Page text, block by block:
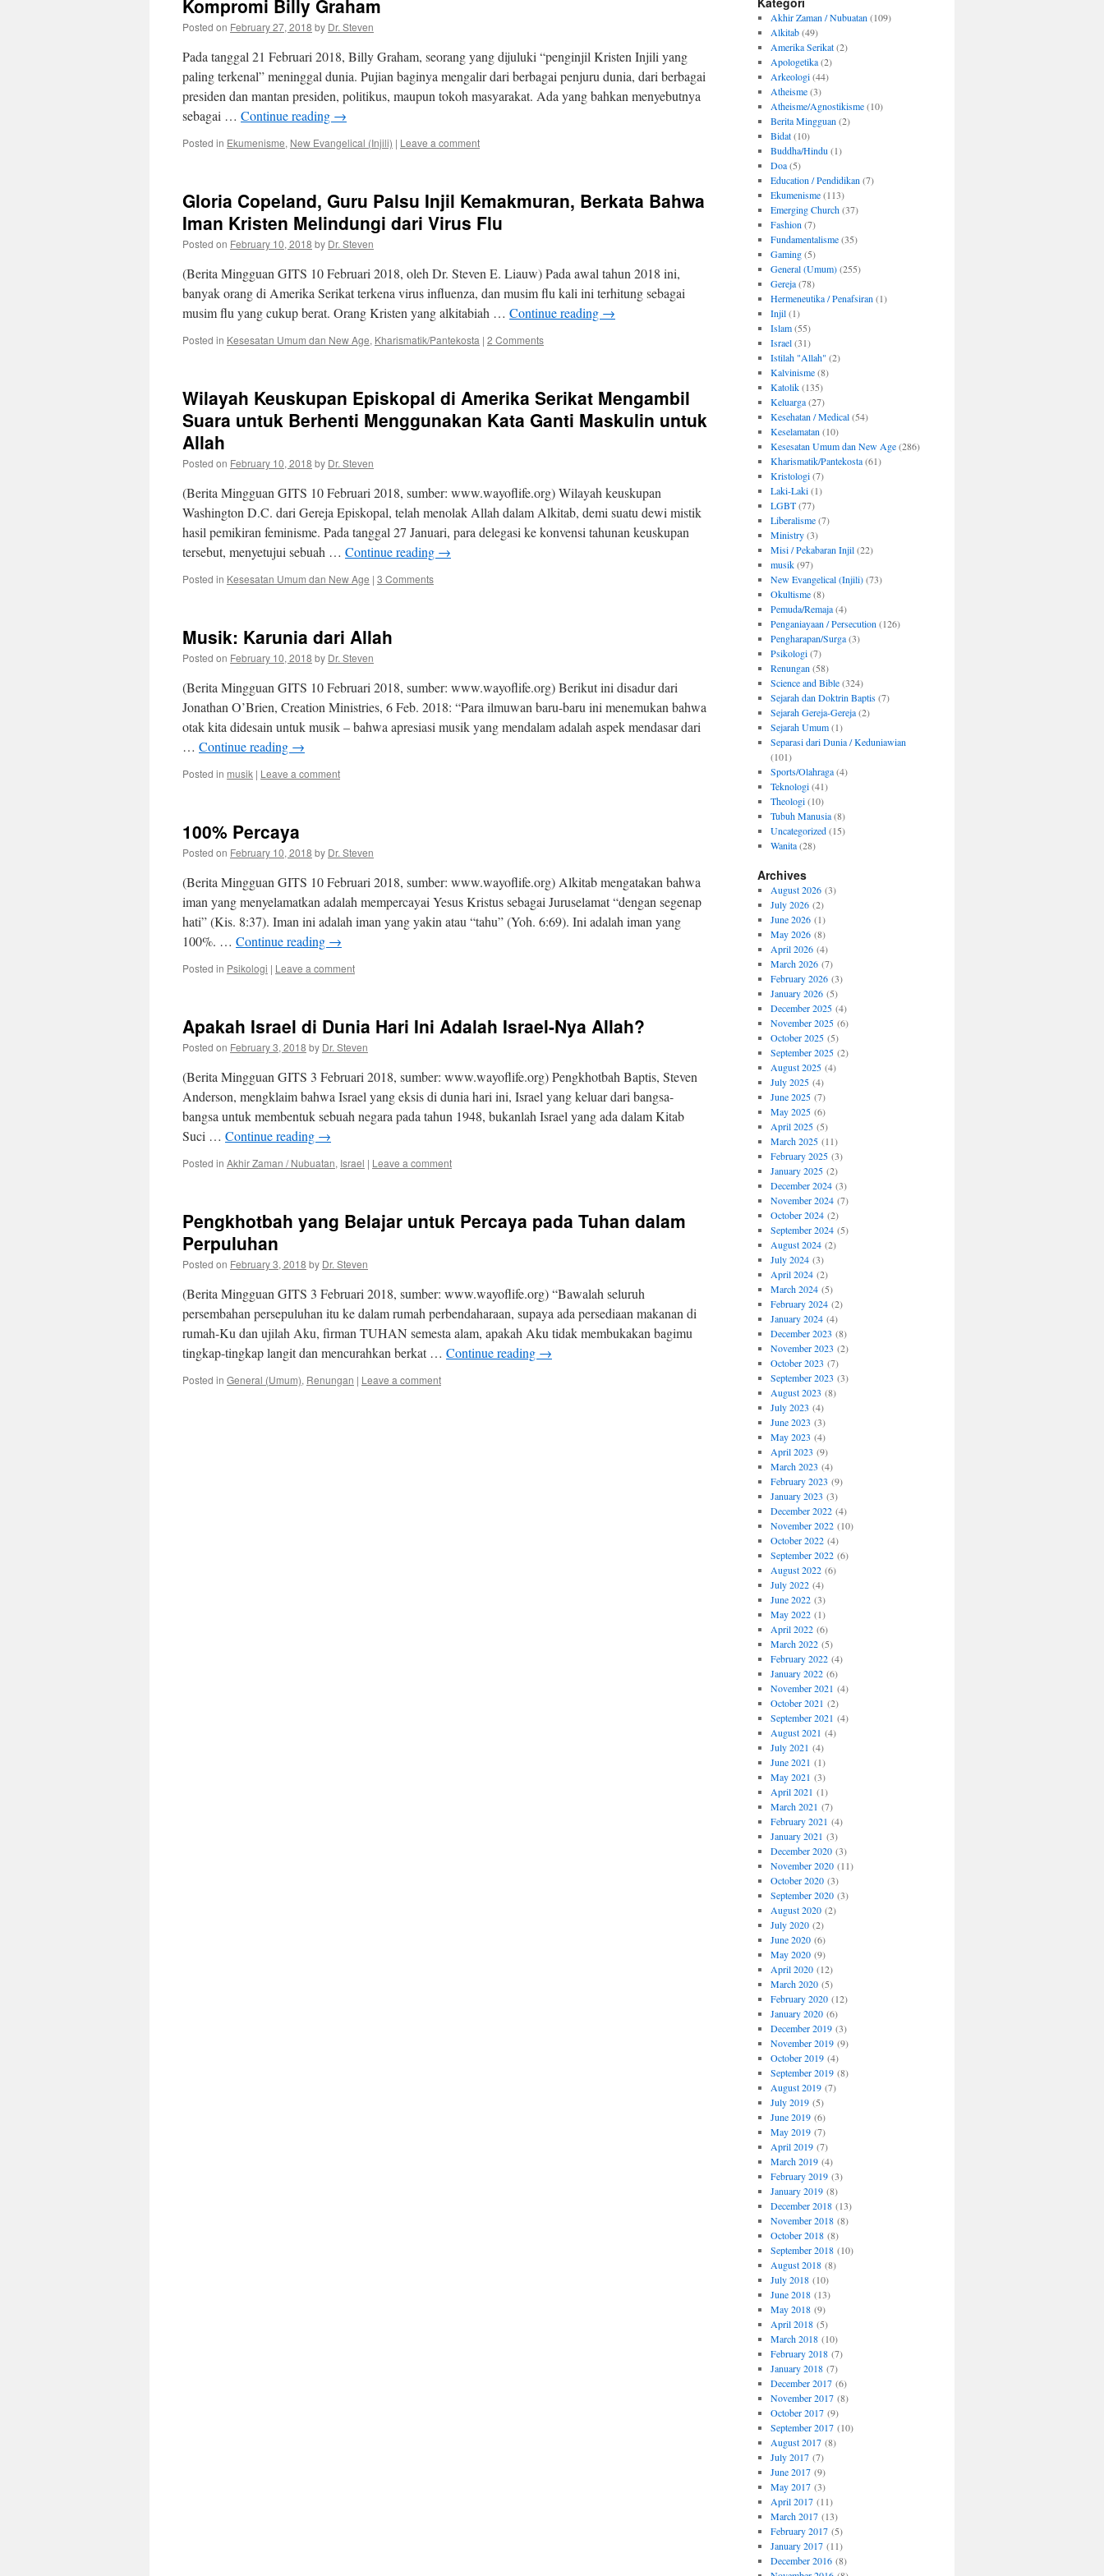
Kompromi Billy Graham
Posted on February 27, 2018 by Dr. Steven
Pada tanggal 21 Februari 2018, Billy Graham, seorang yang dijuluki “penginjil Kristen Injili yang
paling terkenal” meninggal dunia. Pujian baginya mengalir dari berbagai penjuru dunia, dari berbagai
presiden dan mantan presiden, politikus, maupun tokoh masyarakat. Ada yang bahkan menyebutnya
sebagai … Continue reading →
Posted in Ekumenisme, New Evangelical (Injili) | Leave a comment
Gloria Copeland, Guru Palsu Injil Kemakmuran, Berkata Bahwa
Iman Kristen Melindungi dari Virus Flu
Posted on February 10, 2018 by Dr. Steven
(Berita Mingguan GITS 10 Februari 2018, oleh Dr. Steven E. Liauw) Pada awal tahun 2018 ini,
banyak orang di Amerika Serikat terkena virus influenza, dan musim flu kali ini terhitung sebagai
musim flu yang cukup berat. Orang Kristen yang alkitabiah … Continue reading →
Posted in Kesesatan Umum dan New Age, Kharismatik/Pantekosta | 2 Comments
Wilayah Keuskupan Episkopal di Amerika Serikat Mengambil
Suara untuk Berhenti Menggunakan Kata Ganti Maskulin untuk
Allah
Posted on February 10, 2018 by Dr. Steven
(Berita Mingguan GITS 10 Februari 2018, sumber: www.wayoflife.org) Wilayah keuskupan
Washington D.C. dari Gereja Episkopal, telah menolak Allah dalam Alkitab, demi suatu dewi mistik
hasil pemikiran feminisme. Pada tanggal 27 Januari, para delegasi ke konvensi tahunan keuskupan
tersebut, menyetujui sebuah … Continue reading →
Posted in Kesesatan Umum dan New Age | 3 Comments
Musik: Karunia dari Allah
Posted on February 10, 2018 by Dr. Steven
(Berita Mingguan GITS 10 Februari 2018, sumber: www.wayoflife.org) Berikut ini disadur dari
Jonathan O’Brien, Creation Ministries, 6 Feb. 2018: “Para ilmuwan baru-baru ini menemukan bahwa
otak kita didesain untuk musik – bahwa apresiasi musik yang mendalam adalah aspek mendasar dari
… Continue reading →
Posted in musik | Leave a comment
100% Percaya
Posted on February 10, 2018 by Dr. Steven
(Berita Mingguan GITS 10 Februari 2018, sumber: www.wayoflife.org) Alkitab mengatakan bahwa
iman yang menyelamatkan adalah mempercayai Yesus Kristus sebagai Juruselamat “dengan segenap
hati” (Kis. 8:37). Iman ini adalah iman yang yakin atau “tahu” (Yoh. 6:69). Ini adalah iman yang
100%. … Continue reading →
Posted in Psikologi | Leave a comment
Apakah Israel di Dunia Hari Ini Adalah Israel-Nya Allah?
Posted on February 3, 2018 by Dr. Steven
(Berita Mingguan GITS 3 Februari 2018, sumber: www.wayoflife.org) Pengkhotbah Baptis, Steven
Anderson, mengklaim bahwa Israel yang eksis di dunia hari ini, Israel yang keluar dari bangsa-
bangsa untuk membentuk sebuah negara pada tahun 1948, bukanlah Israel yang ada dalam Kitab
Suci … Continue reading →
Posted in Akhir Zaman / Nubuatan, Israel | Leave a comment
Pengkhotbah yang Belajar untuk Percaya pada Tuhan dalam
Perpuluhan
Posted on February 3, 2018 by Dr. Steven
(Berita Mingguan GITS 3 Februari 2018, sumber: www.wayoflife.org) “Bawalah seluruh
persembahan persepuluhan itu ke dalam rumah perbendaharaan, supaya ada persediaan makanan di
rumah-Ku dan ujilah Aku, firman TUHAN semesta alam, apakah Aku tidak membukakan bagimu
tingkap-tingkap langit dan mencurahkan berkat … Continue reading →
Posted in General (Umum), Renungan | Leave a comment
Akhir Zaman / Nubuatan (109)
Alkitab(49)
Amerika Serikat(2)
Apologetika(2)
Arkeologi(44)
Atheisme(3)
Atheisme/Agnostikisme(10)
Berita Mingguan (2)
Bidat(10)
Buddha/Hindu (1)
Doa(5)
Education / Pendidikan (7)
Ekumenisme(113)
Emerging Church(37)
Fashion (7)
Fundamentalisme(35)
Gaming(5)
General (Umum)(255)
Gereja(78)
Hermeneutika / Penafsiran (1)
Injil(1)
Islam(55)
Israel(31)
Istilah "Allah" (2)
Kalvinisme(8)
Katolik(135)
Keluarga(27)
Kesehatan / Medical(54)
Keselamatan (10)
Kesesatan Umum dan New Age(286)
Kharismatik/Pantekosta(61)
Kristologi(7)
Laki-Laki(1)
LGBT(77)
Liberalisme(7)
Ministry(3)
Misi / Pekabaran Injil(22)
musik(97)
New Evangelical (Injili)(73)
Okultisme(8)
Pemuda/Remaja(4)
Penganiayaan / Persecution (126)
Pengharapan/Surga(3)
Psikologi(7)
Renungan (58)
Science and Bible(324)
Sejarah dan Doktrin Baptis(7)
Sejarah Gereja-Gereja(2)
Sejarah Umum(1)
Separasi dari Dunia / Keduniawian
(101)
Sports/Olahraga(4)
Teknologi(41)
Theologi(10)
Tubuh Manusia(8)
Uncategorized(15)
Wanita(28)
Archives
August 2026(3)
July 2026(2)
June 2026(1)
May 2026(8)
April 2026(4)
March 2026(7)
February 2026(3)
January 2026(5)
December 2025(4)
November 2025(6)
October 2025(5)
September 2025(2)
August 2025(4)
July 2025(4)
June 2025(7)
May 2025(6)
April 2025(5)
March 2025(11)
February 2025(3)
January 2025(2)
December 2024(3)
November 2024(7)
October 2024(2)
September 2024(5)
August 2024(2)
July 2024(3)
April 2024(2)
March 2024(5)
February 2024(2)
January 2024(4)
December 2023 (8)
November 2023 (2)
October 2023 (7)
September 2023 (3)
August 2023 (8)
July 2023 (4)
June 2023 (3)
May 2023 (4)
April 2023 (9)
March 2023 (4)
February 2023 (9)
January 2023 (3)
December 2022(4)
November 2022(10)
October 2022(4)
September 2022(6)
August 2022(6)
July 2022(4)
June 2022(3)
May 2022(1)
April 2022(6)
March 2022(5)
February 2022(4)
January 2022(6)
November 2021 (4)
October 2021 (2)
September 2021 (4)
August 2021 (4)
July 2021 (4)
June 2021 (1)
May 2021 (3)
April 2021 (1)
March 2021 (7)
February 2021 (4)
January 2021 (3)
December 2020(3)
November 2020(11)
October 2020(3)
September 2020(3)
August 2020(2)
July 2020(2)
June 2020(6)
May 2020(9)
April 2020(12)
March 2020(5)
February 2020(12)
January 2020(6)
December 2019(3)
November 2019(9)
October 2019(4)
September 2019(8)
August 2019(7)
July 2019(5)
June 2019(6)
May 2019(7)
April 2019(7)
March 2019(4)
February 2019(3)
January 2019(8)
December 2018(13)
November 2018(8)
October 2018(8)
September 2018(10)
August 2018(8)
July 2018(10)
June 2018(13)
May 2018(9)
April 2018(5)
March 2018(10)
February 2018(7)
January 2018(7)
December 2017(6)
November 2017(8)
October 2017(9)
September 2017(10)
August 2017(8)
July 2017(7)
June 2017(9)
May 2017(3)
April 2017(11)
March 2017(13)
February 2017(5)
January 2017(11)
December 2016(8)